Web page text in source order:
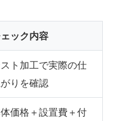
ック内容
ト加工で実際の仕
りを確認
価格＋設置費＋付